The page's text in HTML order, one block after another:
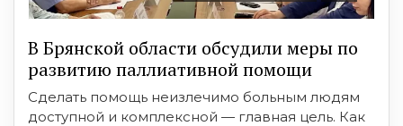
В Брянской области обсудили меры по
развитию паллиативной помощи
Сделать помощь неизлечимо больным людям
доступной и комплексной — главная цель. Как